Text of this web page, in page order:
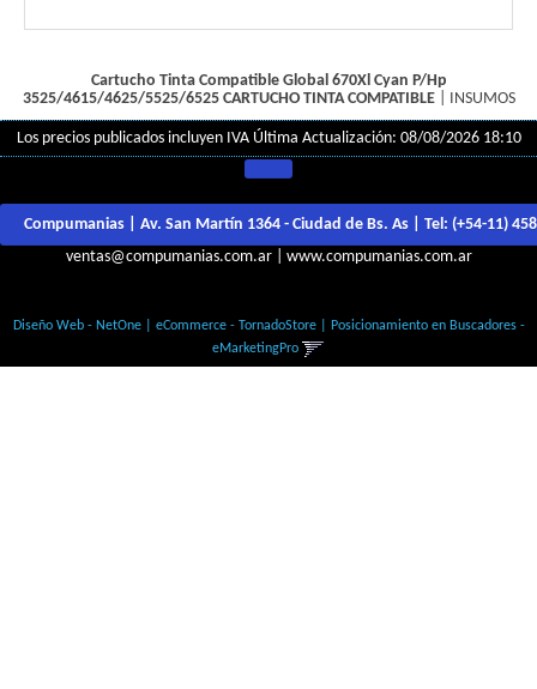
Cartucho Tinta Compatible Global 670Xl Cyan P/Hp
3525/4615/4625/5525/6525 CARTUCHO TINTA COMPATIBLE| INSUMOS
Los precios publicados incluyen IVA Última Actualización: 08/08/2026 18:10
Compumanias | Av. San Martín 1364 - Ciudad de Bs. As | Tel: (+54-11)
ventas@compumanias.com.ar| www.compumanias.com.ar
Diseño Web - NetOne| eCommerce - TornadoStore| Posicionamiento en Buscadores -
eMarketingPro